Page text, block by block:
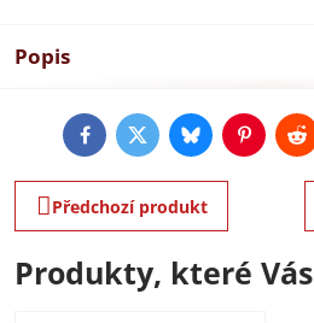
Popis
FacebookTwitterBlueskyPinterest
Předchozí produkt
Produkty, které